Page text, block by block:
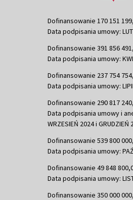
Dofinansowanie 170 151
Data podpisania umowy:
Dofinansowanie 391 856
Data podpisania umowy:
Dofinansowanie 237 754
Data podpisania umowy:
Dofinansowanie 290 817
Data podpisania umowy i
WRZESIEŃ 2024 i GRUDZIEŃ
Dofinansowanie 539 800
Data podpisania umowy:
Dofinansowanie 49 848
Data podpisania umowy:
Dofinansowanie 350 000